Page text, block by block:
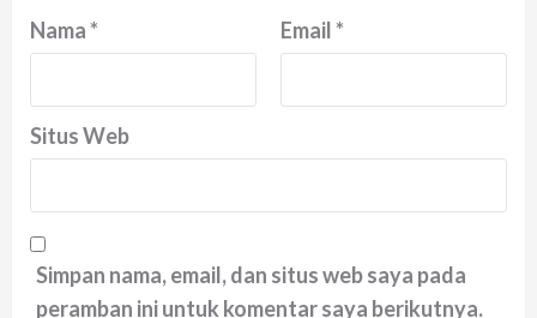
Nama* Email*
Situs Web
Simpan nama, email, dan situs web saya pada
peramban ini untuk komentar saya berikutnya.